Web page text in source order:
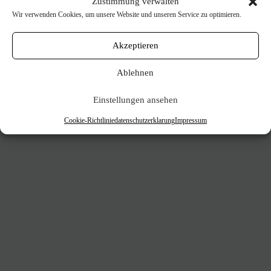
Wir verwenden Cookies, um unsere Website und unseren Service zu optimieren.
Akzeptieren
Ablehnen
Einstellungen ansehen
Cookie-RichtliniedatenschutzerklarungImpressum